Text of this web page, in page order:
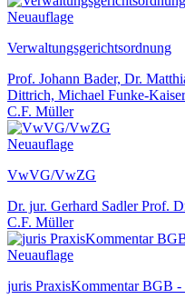
Neuauflage
Verwaltungsgerichtsordnung
Prof. Johann Bader, Dr.
Dittrich, Michael Funke-
C.F. Müller
Neuauflage
VwVG/VwZG
Dr. jur. Gerhard Sadler Prof.
C.F. Müller
Neuauflage
juris PraxisKommentar BGB -